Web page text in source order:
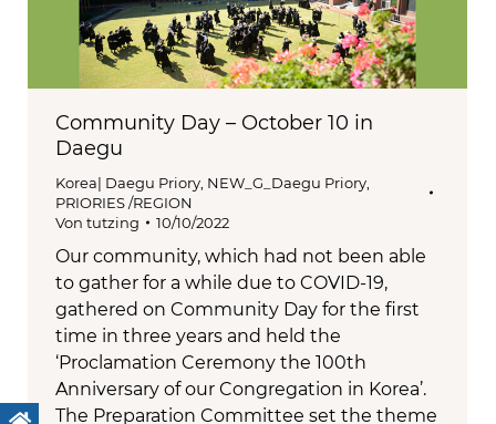
Community Day – October 10 in
Daegu
Korea| Daegu Priory, NEW_G_Daegu Priory,
PRIORIES /REGION
Von tutzing 10/10/2022
Our community, which had not been able
to gather for a while due to COVID-19,
gathered on Community Day for the first
time in three years and held the
‘Proclamation Ceremony the 100th
Anniversary of our Congregation in Korea’.
The Preparation Committee set the theme